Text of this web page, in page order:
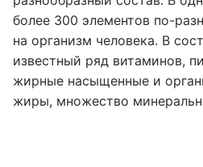
более 300 элементов по-
на организм человека. В
известный ряд витаминов,
жирные насыщенные и
жиры, множество